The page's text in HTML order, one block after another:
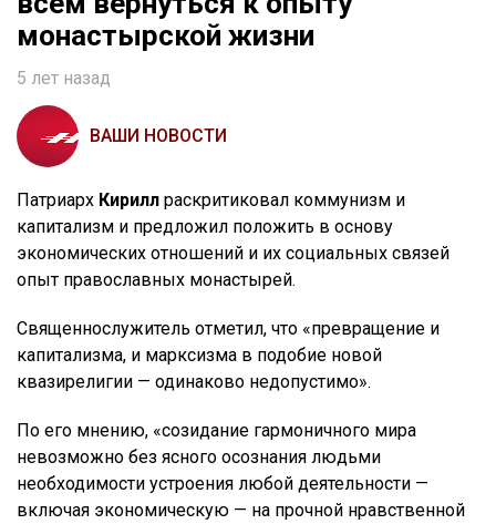
монастырской жизни
5 лет назад
ВАШИ НОВОСТИ
Патриарх Кирилл раскритиковал коммунизм и
капитализм и предложил положить в основу
экономических отношений и их социальных связей
опыт православных монастырей.
Священнослужитель отметил, что «превращение и
капитализма, и марксизма в подобие новой
квазирелигии — одинаково недопустимо».
По его мнению, «созидание гармоничного мира
невозможно без ясного осознания людьми
необходимости устроения любой деятельности —
включая экономическую — на прочной нравственной